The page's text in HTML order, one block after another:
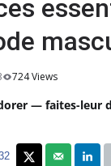
724 Views
— faites-leur